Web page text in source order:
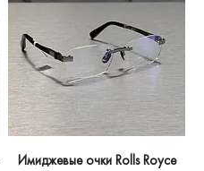
Имиджевые очки Rolls Royce